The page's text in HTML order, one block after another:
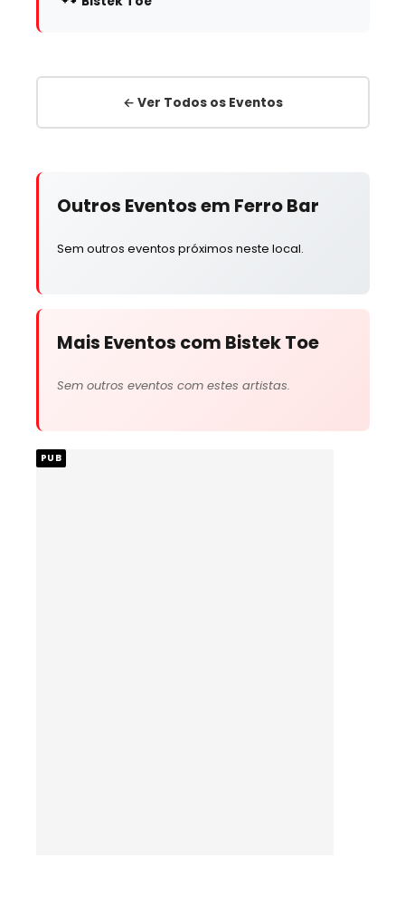
← Ver Todos os Eventos
Outros Eventos em Ferro Bar
Sem outros eventos próximos neste local.
Mais Eventos com Bistek Toe
Sem outros eventos com estes artistas.
PUB